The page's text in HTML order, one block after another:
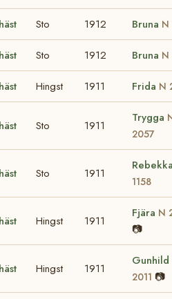
Sto 1912 Bruna N
Sto 1912 Bruna
Hingst 1911 Frida N
Sto 1911
Trygga
2057
Sto 1911
1158
Hingst 1911
Fjära N
📷
Hingst 1911
Gunhild
2011 📷